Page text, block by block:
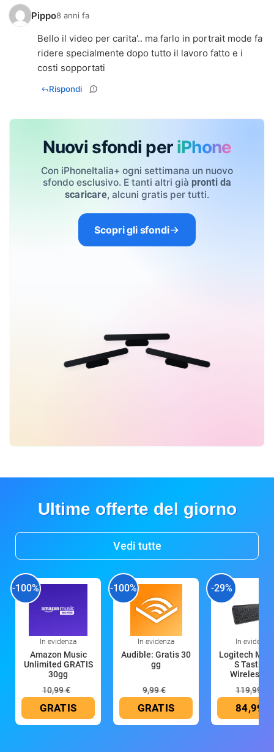
Pippo8 anni fa
Bello il video per carita'.. ma farlo in portrait mode fa
ridere specialmente dopo tutto il lavoro fatto e i
costi sopportati
Rispondi
Nuovi sfondi per iPhone
Con iPhoneItalia+ ogni settimana un nuovo
sfondo esclusivo. E tanti altri già pronti da
scaricare, alcuni gratis per tutti.
Scopri gli sfondi
Ultime offerte del giorno
Vedi tutte
-100%
In evidenza
Amazon Music
Unlimited GRATIS
30gg
10,99 €
GRATIS
-100%
In evidenza
Audible: Gratis 30
gg
9,99 €
GRATIS
-29%
In evidenza
Logitech MX
S Tastiera
Wireless
119,99 €
84,99 €